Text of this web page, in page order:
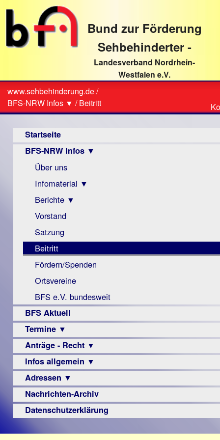
direkt
Textinhalt
Bund zur Förderung
Sehbehinderter -
Landesverband Nordrhein-
Westfalen e.V.
Sie
sind
hier
www.sehbehinderung.de/
BFS-NRW Infos ▼ /Beitritt
Startseite
BFS-NRW Infos ▼
Über uns
Infomaterial ▼
Visus
Zeitschrift
Monokular
Mac
Instagram-
Links
Berichte ▼
Archiv
Berichte
Vorstand
Satzung
Beitritt
Fördern/Spenden
Ortsvereine
BFS e.V. bundesweit
BFS Aktuell
Termine ▼
Veranstaltungsprogramme
Anträge - Recht ▼
Archiv
Urteile
Infos allgemein ▼
Sehbehinderung
Frühförderung
Schule
–
Adressen ▼
Augenoptiker
Berufsbildungswerke
Nachrichten-Archiv
Datenschutzerklärung